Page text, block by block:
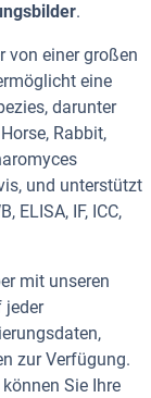
.
von einer großen
eine
darunter
Rabbit,
und unterstützt
ELISA, IF, ICC,
mit unseren
jeder
zur Verfügung.
Sie Ihre